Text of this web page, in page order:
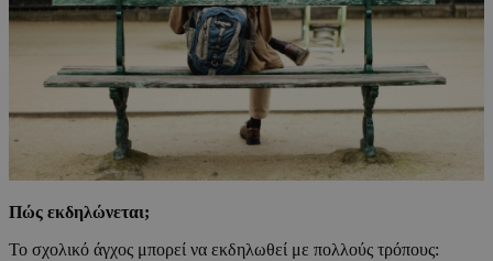
Πώς εκδηλώνεται;
Το σχολικό άγχος μπορεί να εκδηλωθεί με πολλούς τρόπους: